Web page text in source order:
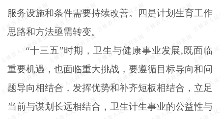
服务设施和条件需要持续改善。四是计划生育工作
思路和方法亟需转变。
“十三五”时期，卫生与健康事业发展,既面临
重要机遇，也面临重大挑战，要遵循目标导向和问
题导向相结合，发挥优势和补齐短板相结合，立足
当前与谋划长远相结合，卫生计生事业的公益性与